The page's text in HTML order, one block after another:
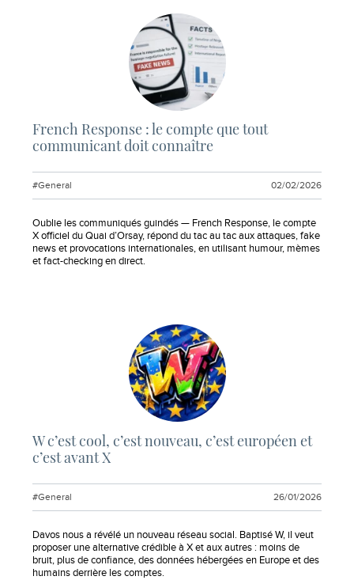
French Response : le compte que tout
communicant doit connaître
#General 02/02/2026
Extrait :
Oublie les communiqués guindés — French Response, le compte
X officiel du Quai d’Orsay, répond du tac au tac aux attaques, fake
news et provocations internationales, en utilisant humour, mèmes
et fact-checking en direct.
W c’est cool, c’est nouveau, c’est européen et
c’est avant X
#General 26/01/2026
Extrait :
Davos nous a révélé un nouveau réseau social. Baptisé W, il veut
proposer une alternative crédible à X et aux autres : moins de
bruit, plus de confiance, des données hébergées en Europe et des
humains derrière les comptes.